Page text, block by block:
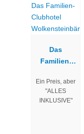
Das
Familien-
Wolkenstein
bär
Ein Preis, aber
"ALLES
INKLUSIVE"